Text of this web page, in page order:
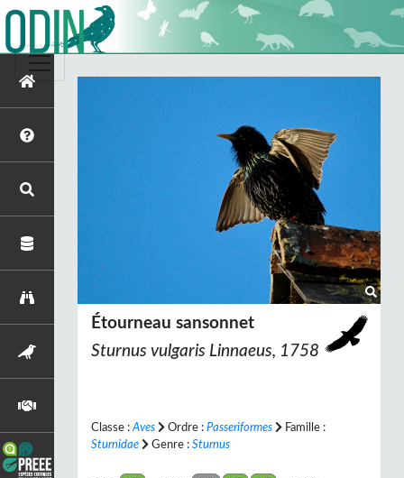
Étourneau sansonnet
Sturnus vulgaris Linnaeus, 1758
Classe : Aves Ordre : Passeriformes
Famille :
Sturnidae
Genre : Sturnus